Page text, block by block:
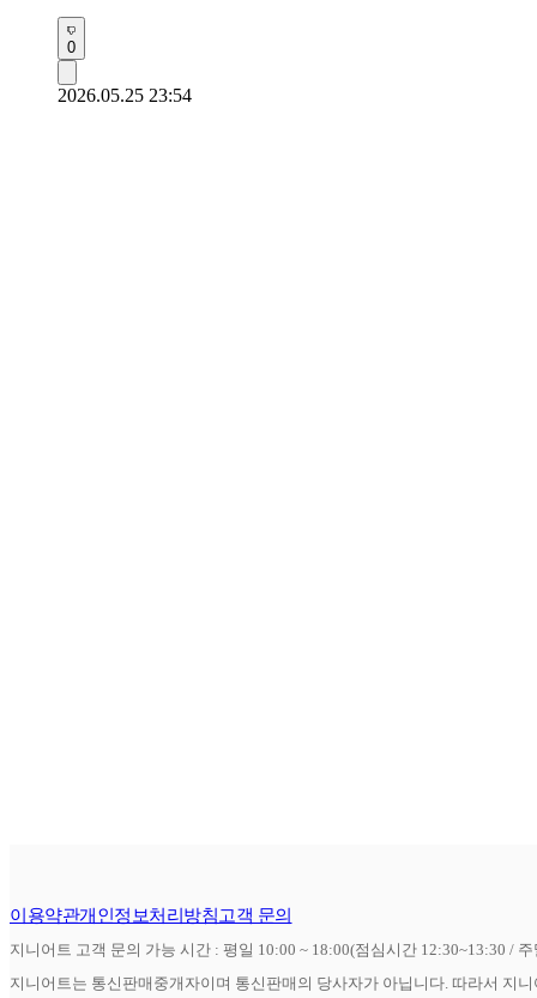
0
2026.05.25 23:54
이용약관개인정보처리방침고객 문의
지니어트 고객 문의 가능 시간 : 평일 10:00 ~ 18:00(점심시간 12:30~13:30 /
지니어트는 통신판매중개자이며 통신판매의 당사자가 아닙니다. 따라서 지